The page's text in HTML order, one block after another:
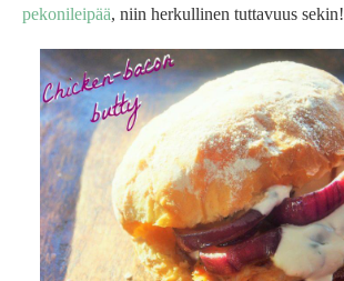
pekonileipää, niin herkullinen tuttavuus sekin!